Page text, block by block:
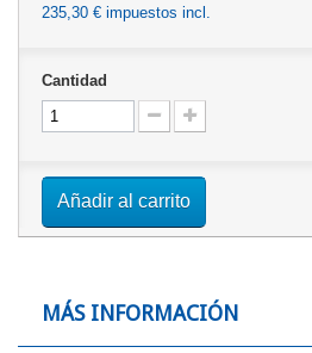
235,30 € impuestos incl.
Cantidad
Añadir al carrito
MÁS INFORMACIÓN